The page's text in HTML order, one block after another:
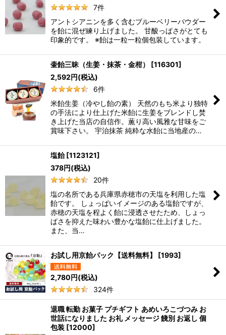
7件
アントシアニンを多く含むブルーベリーパウダー
を飴に混ぜ練り上げました。 甘酸っぱさがとても
印象的です。 ※飴は一粒一粒個包装しています。
壷飴三昧（生姜・抹茶・金柑） [116301]
2,592円(税込)
6件
米飴生姜（冷やし飴の素） 天然のもち米より独特
の手法により仕上げた米飴に生姜をブレンドし焚
き上げた当店の自信作。薫り高い風雅な甘味をご
賞味下さい。 宇治抹茶 純粋な水飴に当地産の…
塩飴 [1123121]
378円(税込)
20件
塩の名所である兵庫県赤穂市の天塩を利用した塩
飴です。 しょっぱいイメージのある塩飴ですが、
赤穂の天塩を程よく飴に浸透させたため、しょっ
ぱさを抑えた味わい豊かな塩飴に仕上げました。
また、当…
お試し用京飴パック【送料無料】 [1993]
2,780円(税込)
324件
退職 転勤 お菓子 プチギフト あめいろこづつみ お
世話になりました お礼 メッセージ 餞別 お返し 個
包装 [12000]